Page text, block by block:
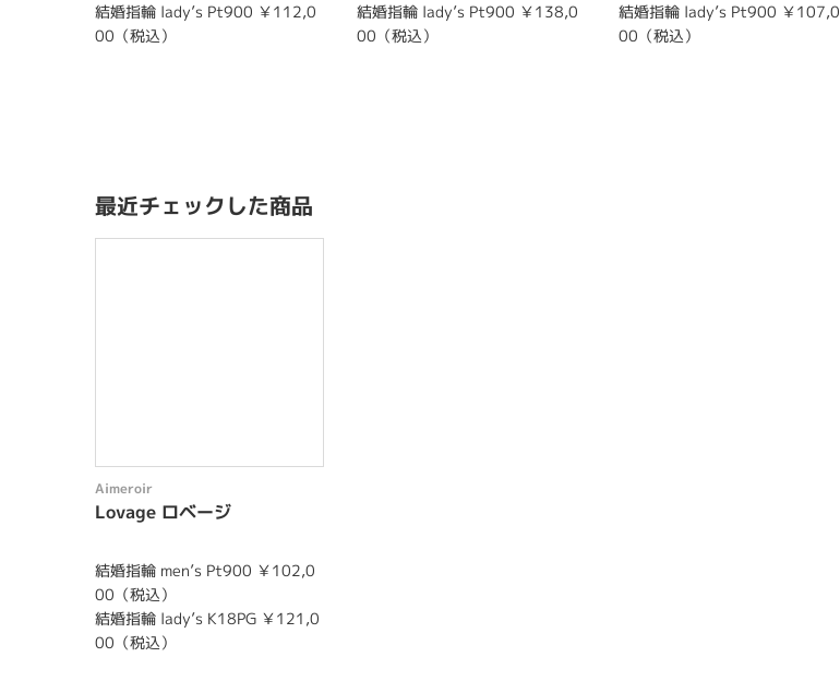
結婚指輪 lady’s Pt900 ￥112,0
00（税込）
結婚指輪 lady’s Pt900 ￥138,0
00（税込）
結婚指輪 lady’s Pt900 ￥107,0
00（税込）
最近チェックした商品
Aimeroir
Lovage ロベージ
結婚指輪 men’s Pt900 ￥102,0
00（税込）
結婚指輪 lady’s K18PG ￥121,0
00（税込）